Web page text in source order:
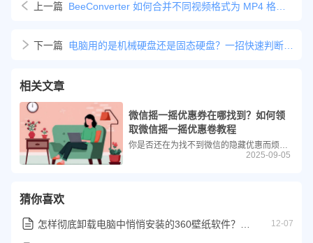
上一篇 BeeConverter 如何合并不同视频格式为 MP4 格式详细教程
下一篇 电脑用的是机械硬盘还是固态硬盘？一招快速判断自己的电脑硬盘类型
相关文章
微信摇一摇优惠券在哪找到？如何领
取微信摇一摇优惠卷教程
你是否还在为找不到微信的隐藏优惠而烦恼？其实，微信内置了一个非常有趣的“摇优惠”功能，只需轻轻摇一摇手机，就有机会免费领取餐饮、购物、出行等各类优惠券！操作简单，福利多多。下面，就为大家带来详细的使用教程。
2025-09-05
猜你喜欢
怎样彻底卸载电脑中悄悄安装的360壁纸软件？手把手教程来了 12-07